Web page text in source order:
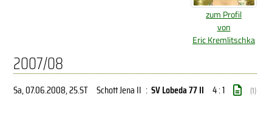
zum Profil
von
Eric Kremlitschka
2007/08
Sa, 07.06.2008, 25.ST Schott Jena II : SV Lobeda 77 II 4 : 1 (1)